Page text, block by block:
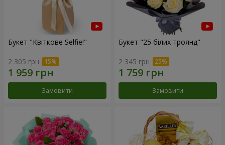
Букет "Квіткове Selfie!"
2 305 грн
Замовити
Букет "25 білих троянд"
2 345 грн
Замовити